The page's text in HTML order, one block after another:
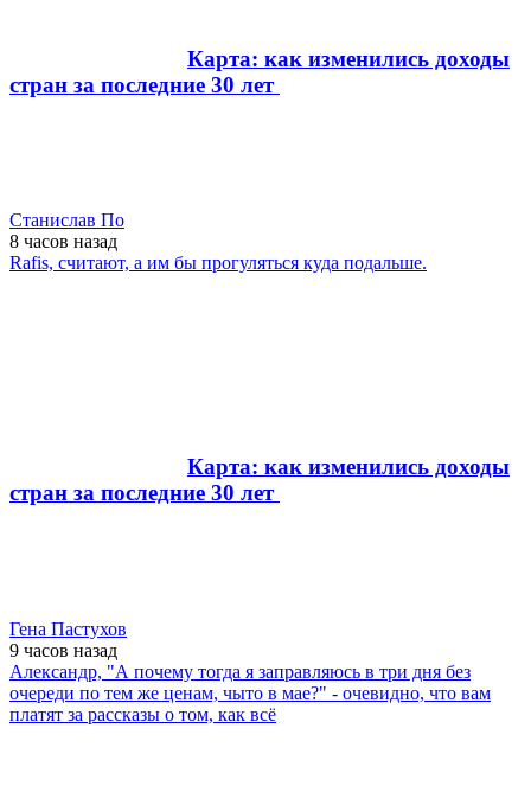
Карта: как изменились доходы
стран за последние 30 лет
Станислав По
8 часов назад
Rafis, считают, а им бы прогуляться куда подальше.
Карта: как изменились доходы
стран за последние 30 лет
Гена Пастухов
9 часов назад
Александр, "А почему тогда я заправляюсь в три дня без
очереди по тем же ценам, чыто в мае?" - очевидно, что вам
платят за рассказы о том, как всё